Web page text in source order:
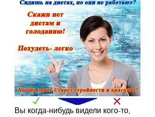
Вы когда-нибудь видели кого-то,